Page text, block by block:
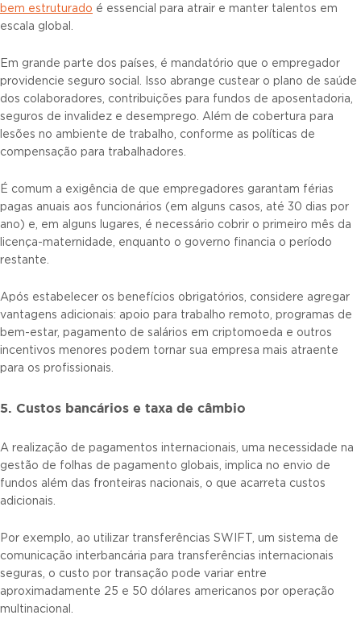
bem estruturado é essencial para atrair e manter talentos em
escala global.
Em grande parte dos países, é mandatório que o empregador
providencie seguro social. Isso abrange custear o plano de saúde
dos colaboradores, contribuições para fundos de aposentadoria,
seguros de invalidez e desemprego. Além de cobertura para
lesões no ambiente de trabalho, conforme as políticas de
compensação para trabalhadores.
É comum a exigência de que empregadores garantam férias
pagas anuais aos funcionários (em alguns casos, até 30 dias por
ano) e, em alguns lugares, é necessário cobrir o primeiro mês da
licença-maternidade, enquanto o governo financia o período
restante.
Após estabelecer os benefícios obrigatórios, considere agregar
vantagens adicionais: apoio para trabalho remoto, programas de
bem-estar, pagamento de salários em criptomoeda e outros
incentivos menores podem tornar sua empresa mais atraente
para os profissionais.
5. Custos bancários e taxa de câmbio
A realização de pagamentos internacionais, uma necessidade na
gestão de folhas de pagamento globais, implica no envio de
fundos além das fronteiras nacionais, o que acarreta custos
adicionais.
Por exemplo, ao utilizar transferências SWIFT, um sistema de
comunicação interbancária para transferências internacionais
seguras, o custo por transação pode variar entre
aproximadamente 25 e 50 dólares americanos por operação
multinacional.